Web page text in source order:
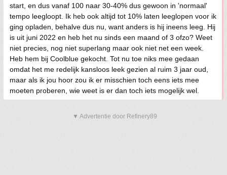
start, en dus vanaf 100 naar 30-40% dus gewoon in 'normaal'
tempo leegloopt. Ik heb ook altijd tot 10% laten leeglopen voor ik
ging opladen, behalve dus nu, want anders is hij ineens leeg. Hij
is uit juni 2022 en heb het nu sinds een maand of 3 ofzo? Weet
niet precies, nog niet superlang maar ook niet net een week.
Heb hem bij Coolblue gekocht. Tot nu toe niks mee gedaan
omdat het me redelijk kansloos leek gezien al ruim 3 jaar oud,
maar als ik jou hoor zou ik er misschien toch eens iets mee
moeten proberen, wie weet is er dan toch iets mogelijk wel.
▼ Advertentie door Refinery89